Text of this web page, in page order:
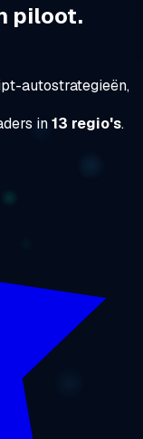
piloot.
autostrategieën,
in13 regio's.